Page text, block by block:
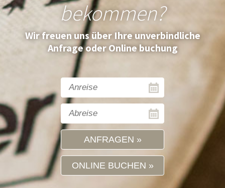
bekommen?
Wir freuen uns über Ihre unverbindliche
Anfrage oder Online buchung
ANFRAGEN
ONLINE BUCHEN